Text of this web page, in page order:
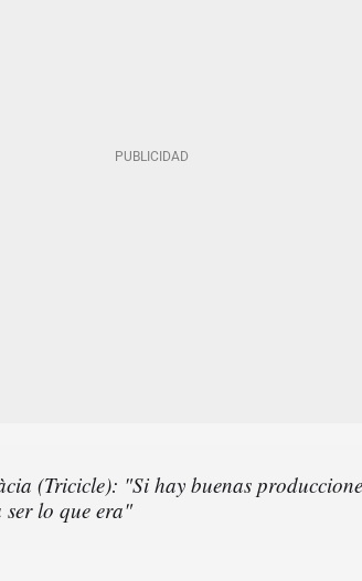
(Tricicle): "Si hay buenas
ser lo que era"